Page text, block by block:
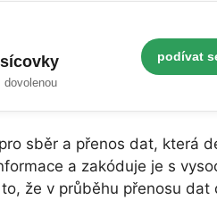
podívat
sběr a přenos dat, která
a zakóduje je s
že v průběhu přenosu dat